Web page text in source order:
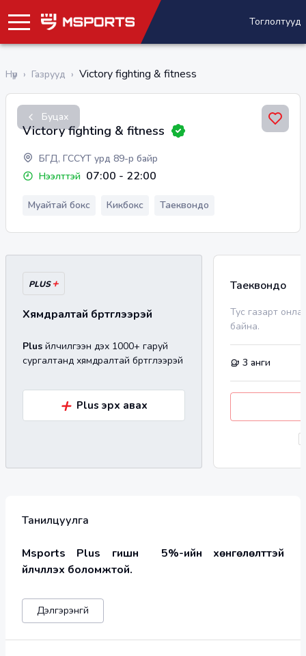
Тоглолтууд
Нүүр › Газрууд › Victory fighting & fitness
Буцах
Victory fighting & fitness
БГД, ГССҮТ урд 89-р байр
Нээлттэй 07:00 - 22:00
Муайтай бокс Кикбокс Таеквондо
PLUS +
Хямдралтай бүртгүүлээрэй
Plus үйлчилгээн дэх 1000+ гаруй
сургалтанд хямдралтай бүртгүүлээрэй
+ Plus эрх авах
Таеквондо
Тус газарт
байна.
3 анги
Танилцуулга
Msports Plus гишүүн  5%-ийн хөнгөлөлттэй
үйлчлүүлэх боломжтой.
Дэлгэрэнгүй